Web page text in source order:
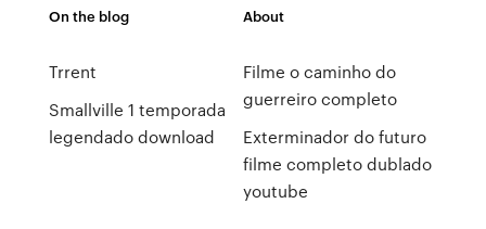
On the blog
Trrent
Smallville 1 temporada
legendado download
About
Filme o caminho do
guerreiro completo
Exterminador do futuro
filme completo dublado
youtube